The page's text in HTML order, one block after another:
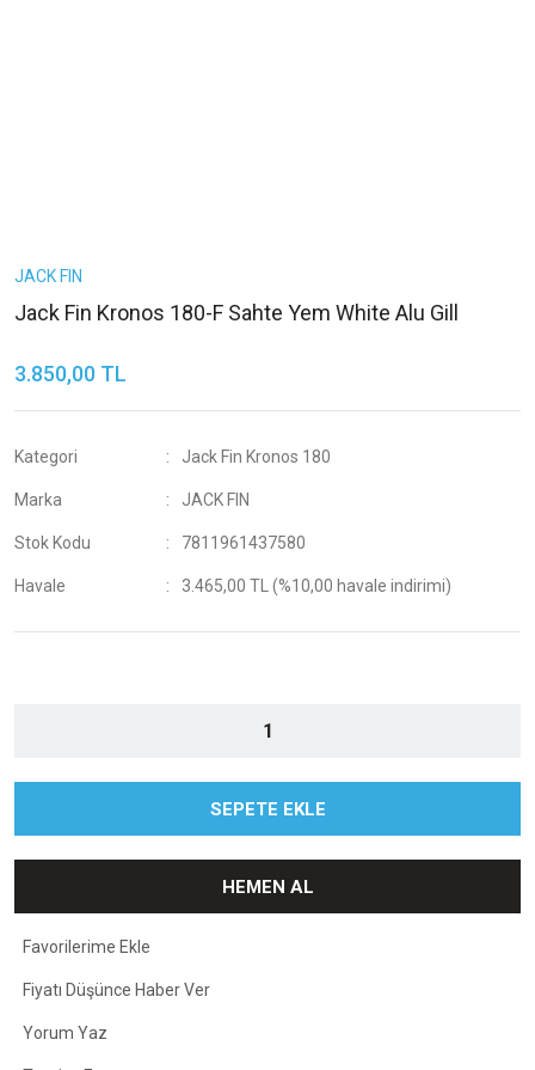
JACK FIN
Jack Fin Kronos 180-F Sahte Yem White Alu Gill
3.850,00 TL
Kategori Jack Fin Kronos 180
Marka JACK FIN
Stok Kodu 7811961437580
Havale 3.465,00 TL (%10,00 havale indirimi)
SEPETE EKLE
HEMEN AL
Fiyatı Düşünce Haber Ver
Yorum Yaz